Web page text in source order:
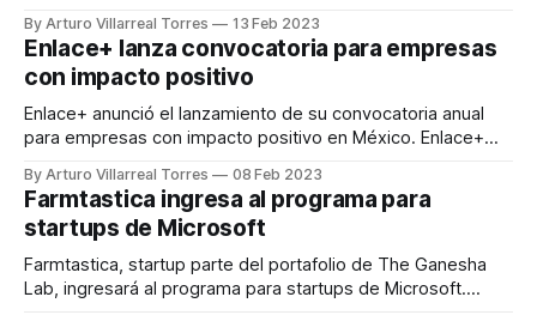
explorar cada rincón de nuestro país. Todo esto de la mano
de Vuela a la vida, una plataforma que busca "viajas
By Arturo Villarreal Torres 13 Feb 2023
Enlace+ lanza convocatoria para empresas
con impacto positivo
Enlace+ anunció el lanzamiento de su convocatoria anual
para empresas con impacto positivo en México. Enlace+
impulsar la institucionalización de sus empresas. Podrán
realizar su aplicación, antes del 31 de marzo y a través del
sitio enlacee.org/convocatoria, quienes cumplan con
By Arturo Villarreal Torres 08 Feb 2023
Farmtastica ingresa al programa para
startups de Microsoft
Farmtastica, startup parte del portafolio de The Ganesha
Lab, ingresará al programa para startups de Microsoft.